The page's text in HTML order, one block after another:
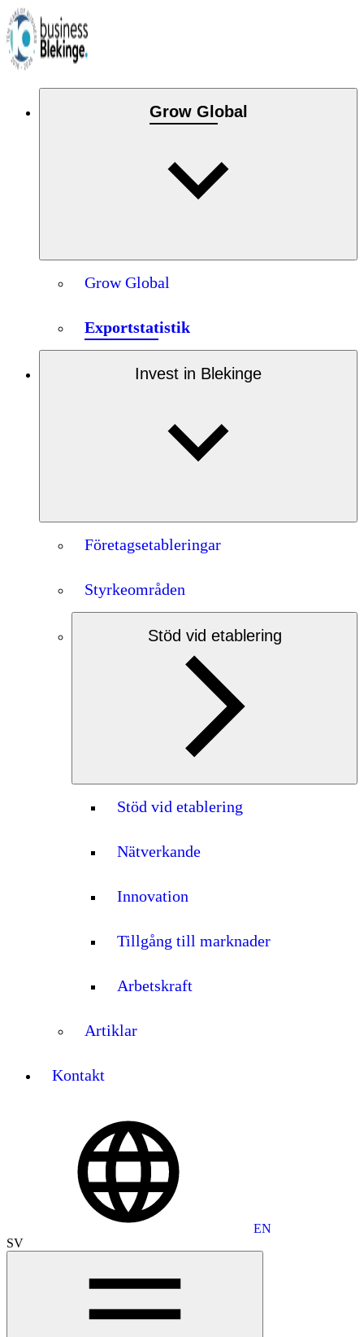
Grow Global
Grow Global
Exportstatistik
Invest in Blekinge
Företagsetableringar
Styrkeområden
Stöd vid etablering
Stöd vid etablering
Nätverkande
Innovation
Tillgång till marknader
Arbetskraft
Artiklar
Kontakt
EN
SV